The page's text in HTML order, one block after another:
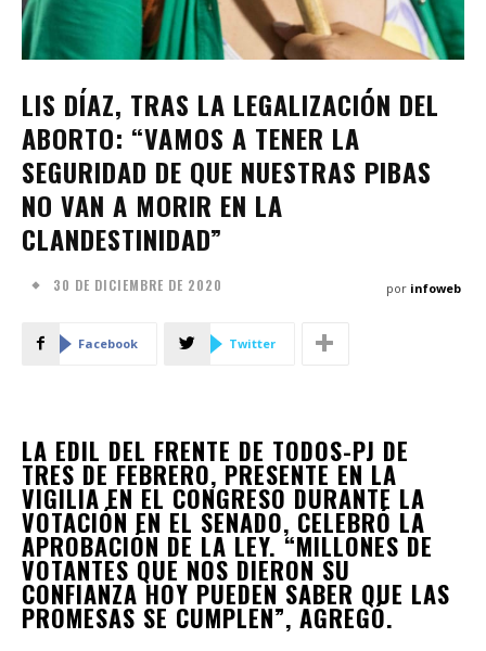
LIS DÍAZ, TRAS LA LEGALIZACIÓN DEL
ABORTO: “VAMOS A TENER LA
SEGURIDAD DE QUE NUESTRAS PIBAS
NO VAN A MORIR EN LA
CLANDESTINIDAD”
30 DE DICIEMBRE DE 2020 por infoweb
Facebook Twitter
LA EDIL DEL FRENTE DE TODOS-PJ DE
TRES DE FEBRERO, PRESENTE EN LA
VIGILIA EN EL CONGRESO DURANTE LA
VOTACIÓN EN EL SENADO, CELEBRÓ LA
APROBACIÓN DE LA LEY. “MILLONES DE
VOTANTES QUE NOS DIERON SU
CONFIANZA HOY PUEDEN SABER QUE LAS
PROMESAS SE CUMPLEN”, AGREGÓ.